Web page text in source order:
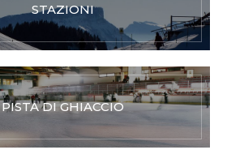
STAZIONI
PISTA DI GHIACCIO